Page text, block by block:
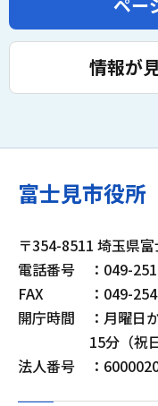
情報が
富士見市役所
〒354-8511 埼玉県
電話番号
：049-
FAX
：049-
開庁時間
：月曜日
15分（祝
法人番号
：